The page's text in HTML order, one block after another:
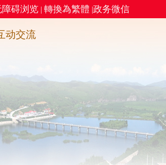
障碍浏览 | 轉換為繁體 |政务微信
动交流